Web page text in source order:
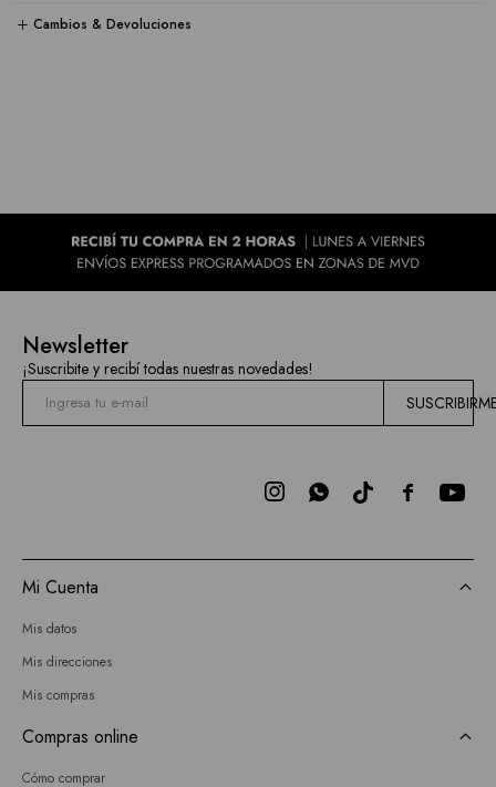
Cambios & Devoluciones
Newsletter
¡Suscribite y recibí todas nuestras novedades!

 
Mi Cuenta
Mis datos
Mis direcciones
Mis compras
Compras online
Cómo comprar